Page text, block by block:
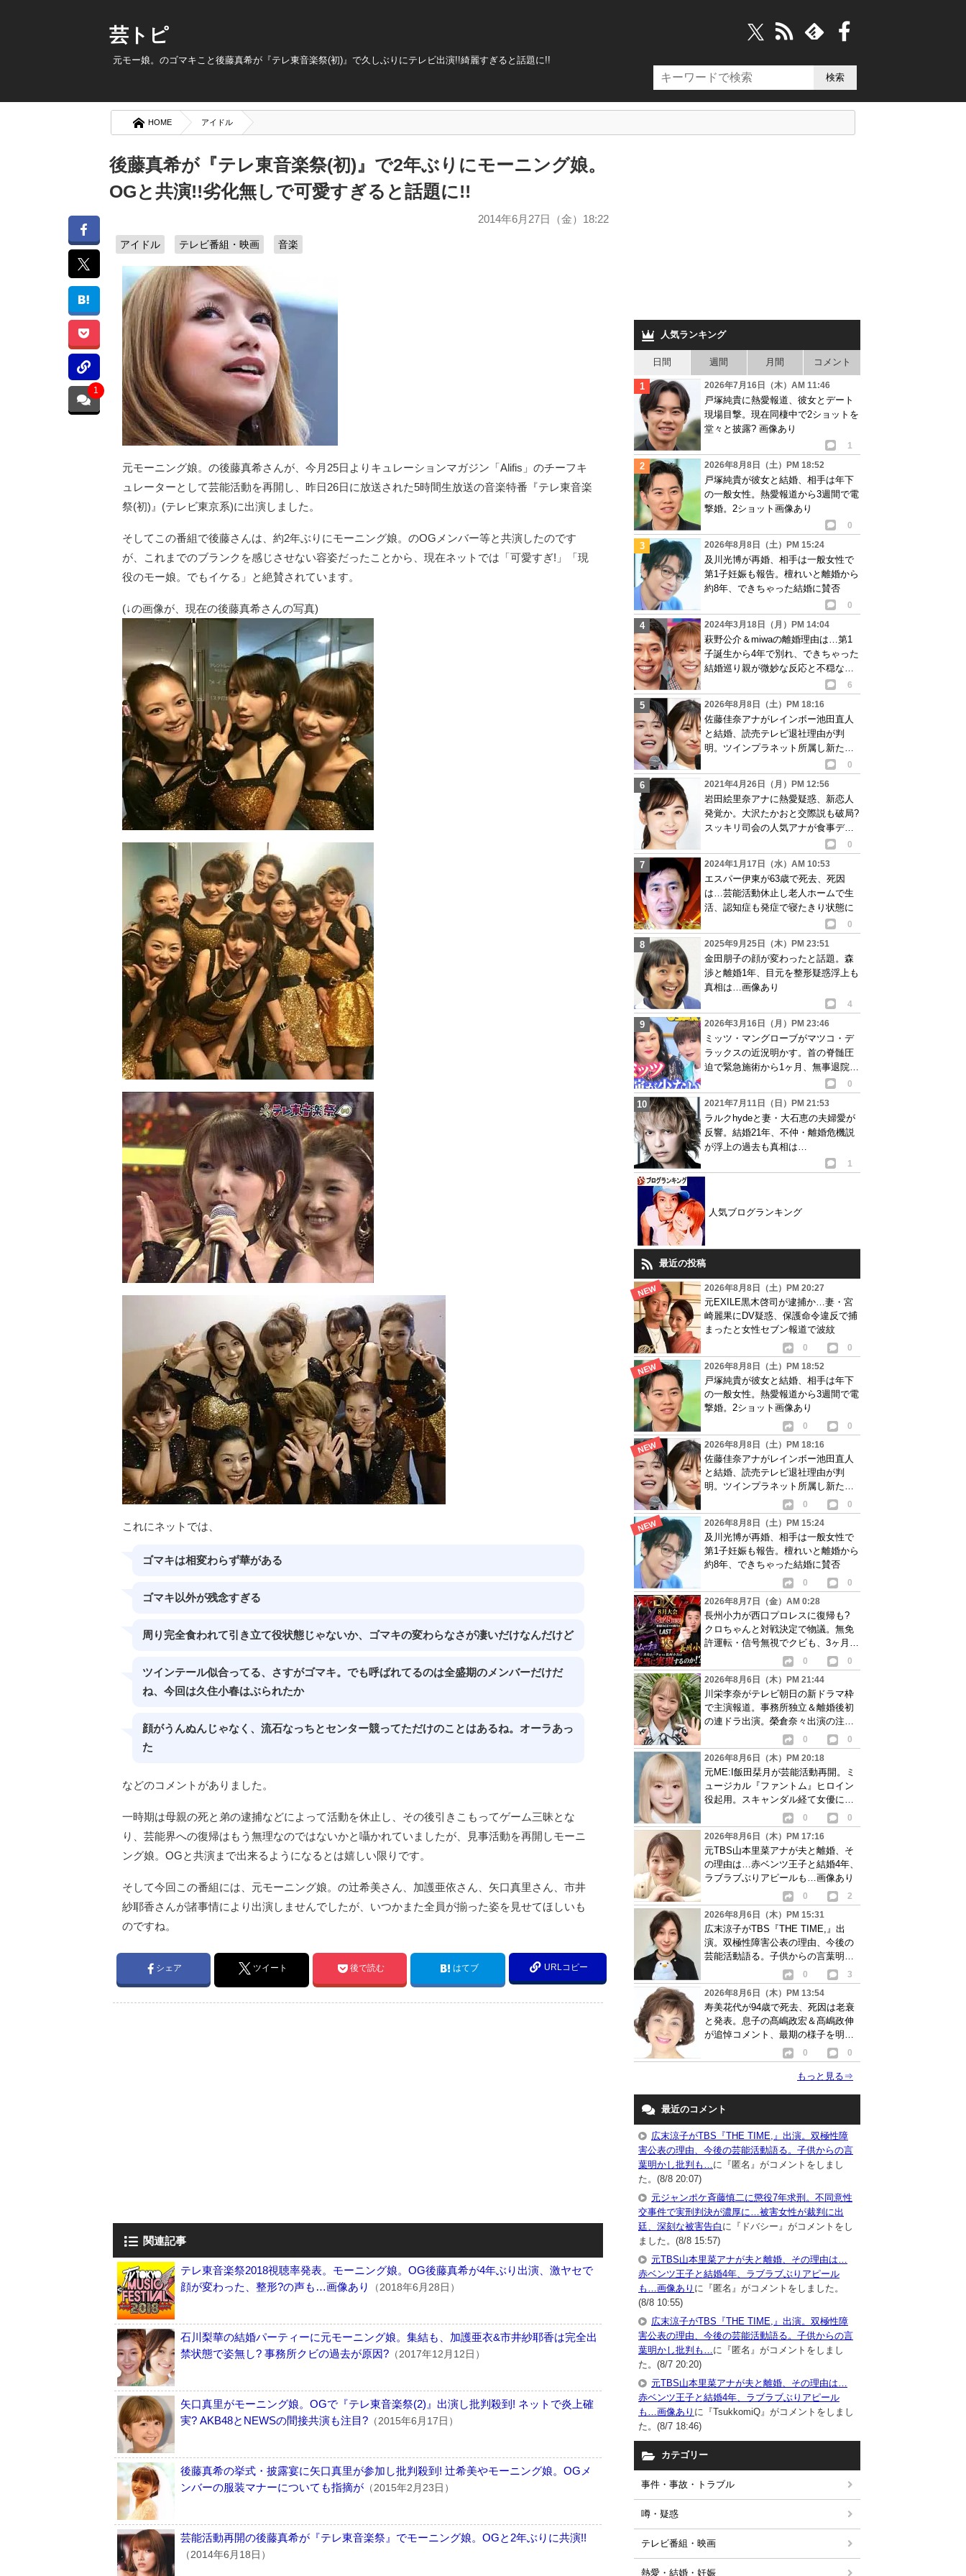
芸トピ
元モー娘。のゴマキこと後藤真希が『テレ東音楽祭(初)』で久しぶりにテレビ出演!!綺麗すぎると話題に!!
HOME アイドル
後藤真希が『テレ東音楽祭(初)』で2年ぶりにモーニング娘。
OGと共演!!劣化無しで可愛すぎると話題に!!
2014年6月27日（金）18:22
アイドル テレビ番組・映画 音楽
1
元モーニング娘。の後藤真希さんが、今月25日よりキュレーションマガジン「Alifis」のチーフキ
ュレーターとして芸能活動を再開し、昨日26日に放送された5時間生放送の音楽特番『テレ東音楽
祭(初)』(テレビ東京系)に出演しました。
そしてこの番組で後藤さんは、約2年ぶりにモーニング娘。のOGメンバー等と共演したのです
が、これまでのブランクを感じさせない容姿だったことから、現在ネットでは「可愛すぎ!」「現
役のモー娘。でもイケる」と絶賛されています。
(↓の画像が、現在の後藤真希さんの写真)
これにネットでは、
ゴマキは相変わらず華がある
ゴマキ以外が残念すぎる
周り完全食われて引き立て役状態じゃないか、ゴマキの変わらなさが凄いだけなんだけど
ツインテール似合ってる、さすがゴマキ。でも呼ばれてるのは全盛期のメンバーだけだ
ね、今回は久住小春はぶられたか
顔がうんぬんじゃなく、流石なっちとセンター競ってただけのことはあるね。オーラあっ
た
などのコメントがありました。
一時期は母親の死と弟の逮捕などによって活動を休止し、その後引きこもってゲーム三昧とな
り、芸能界への復帰はもう無理なのではないかと囁かれていましたが、見事活動を再開しモーニ
ング娘。OGと共演まで出来るようになるとは嬉しい限りです。
そして今回この番組には、元モーニング娘。の辻希美さん、加護亜依さん、矢口真里さん、市井
紗耶香さんが諸事情により出演しませんでしたが、いつかまた全員が揃った姿を見せてほしいも
のですね。
シェア ツイート 後で読む はてブ URLコピー
関連記事
テレ東音楽祭2018視聴率発表。モーニング娘。OG後藤真希が4年ぶり出演、激ヤセで
顔が変わった、整形?の声も…画像あり
（2018年6月28日）
石川梨華の結婚パーティーに元モーニング娘。集結も、加護亜衣&市井紗耶香は完全出
禁状態で姿無し? 事務所クビの過去が原因? （2017年12月12日）
矢口真里がモーニング娘。OGで『テレ東音楽祭(2)』出演し批判殺到! ネットで炎上確
実? AKB48とNEWSの間接共演も注目? （2015年6月17日）
後藤真希の挙式・披露宴に矢口真里が参加し批判殺到! 辻希美やモーニング娘。OGメ
ンバーの服装マナーについても指摘が （2015年2月23日）
芸能活動再開の後藤真希が『テレ東音楽祭』でモーニング娘。OGと2年ぶりに共演!!
（2014年6月18日）
人気ランキング
日間 週間 月間 コメント
2026年7月16日（木）AM 11:46
戸塚純貴に熱愛報道、彼女とデート
現場目撃。現在同棲中で2ショットを
堂々と披露? 画像あり
1
2026年8月8日（土）PM 18:52
戸塚純貴が彼女と結婚、相手は年下
の一般女性。熱愛報道から3週間で電
撃婚。2ショット画像あり
0
2026年8月8日（土）PM 15:24
及川光博が再婚、相手は一般女性で
第1子妊娠も報告。檀れいと離婚から
約8年、できちゃった結婚に賛否
0
2024年3月18日（月）PM 14:04
萩野公介＆miwaの離婚理由は…第1
子誕生から4年で別れ、できちゃった
結婚巡り親が微妙な反応と不穏な報
6
2026年8月8日（土）PM 18:16
佐藤佳奈アナがレインボー池田直人
と結婚、読売テレビ退社理由が判
明。ツインプラネット所属し新たな
0
2021年4月26日（月）PM 12:56
岩田絵里奈アナに熱愛疑惑、新恋人
発覚か。大沢たかおと交際説も破局?
スッキリ司会の人気アナが食事デー
0
2024年1月17日（水）AM 10:53
エスパー伊東が63歳で死去、死因
は…芸能活動休止し老人ホームで生
活、認知症も発症で寝たきり状態に
0
2025年9月25日（木）PM 23:51
金田朋子の顔が変わったと話題。森
渉と離婚1年、目元を整形疑惑浮上も
真相は…画像あり
4
2026年3月16日（月）PM 23:46
ミッツ・マングローブがマツコ・デ
ラックスの近況明かす。首の脊髄圧
迫で緊急施術から1ヶ月、無事退院し
0
2021年7月11日（日）PM 21:53
ラルクhydeと妻・大石恵の夫婦愛が
反響。結婚21年、不仲・離婚危機説
が浮上の過去も真相は…
1
人気ブログランキング
最近の投稿
2026年8月8日（土）PM 20:27
元EXILE黒木啓司が逮捕か…妻・宮
崎麗果にDV疑惑、保護命令違反で捕
まったと女性セブン報道で波紋
0
0
2026年8月8日（土）PM 18:52
戸塚純貴が彼女と結婚、相手は年下
の一般女性。熱愛報道から3週間で電
撃婚。2ショット画像あり
0
0
2026年8月8日（土）PM 18:16
佐藤佳奈アナがレインボー池田直人
と結婚、読売テレビ退社理由が判
明。ツインプラネット所属し新たな
0
0
2026年8月8日（土）PM 15:24
及川光博が再婚、相手は一般女性で
第1子妊娠も報告。檀れいと離婚から
約8年、できちゃった結婚に賛否
0
0
2026年8月7日（金）AM 0:28
長州小力が西口プロレスに復帰も?
クロちゃんと対戦決定で物議。無免
許運転・信号無視でクビも、3ヶ月で
0
0
2026年8月6日（木）PM 21:44
川栄李奈がテレビ朝日の新ドラマ枠
で主演報道。事務所独立＆離婚後初
の連ドラ出演。榮倉奈々出演の注目
0
0
2026年8月6日（木）PM 20:18
元ME:I飯田栞月が芸能活動再開。ミ
ュージカル『ファントム』ヒロイン
役起用。スキャンダル経て女優に転
0
0
2026年8月6日（木）PM 17:16
元TBS山本里菜アナが夫と離婚、そ
の理由は…赤ベンツ王子と結婚4年、
ラブラブぶりアピールも…画像あり
0
2
2026年8月6日（木）PM 15:31
広末涼子がTBS『THE TIME,』出
演。双極性障害公表の理由、今後の
芸能活動語る。子供からの言葉明か
0
3
2026年8月6日（木）PM 13:54
寿美花代が94歳で死去、死因は老衰
と発表。息子の髙嶋政宏＆髙嶋政伸
が追悼コメント、最期の様子を明か
0 0
もっと見る⇒
最近のコメント
広末涼子がTBS『THE TIME,』出演。双極性障
害公表の理由、今後の芸能活動語る。子供からの言
葉明かし批判も… に『匿名』がコメントをしまし
た。(8/8 20:07)
元ジャンポケ斉藤慎二に懲役7年求刑。不同意性
交事件で実刑判決が濃厚に…被害女性が裁判に出
廷、深刻な被害告白 に『ドバシー』がコメントをし
ました。(8/8 15:57)
元TBS山本里菜アナが夫と離婚、その理由は…
赤ベンツ王子と結婚4年、ラブラブぶりアピール
も…画像あり に『匿名』がコメントをしました。
(8/8 10:55)
広末涼子がTBS『THE TIME,』出演。双極性障
害公表の理由、今後の芸能活動語る。子供からの言
葉明かし批判も… に『匿名』がコメントをしまし
た。(8/7 20:20)
元TBS山本里菜アナが夫と離婚、その理由は…
赤ベンツ王子と結婚4年、ラブラブぶりアピール
も…画像あり に『TsukkomiQ』がコメントをしまし
た。(8/7 18:46)
カテゴリー
事件・事故・トラブル
噂・疑惑
テレビ番組・映画
熱愛・結婚・妊娠